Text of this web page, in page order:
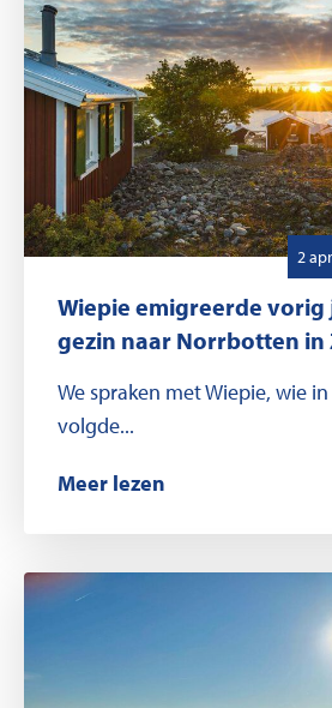
2
Wiepie emigreerde vorig
gezin naar Norrbotten in
We spraken met Wiepie, wie
volgde...
Meer lezen